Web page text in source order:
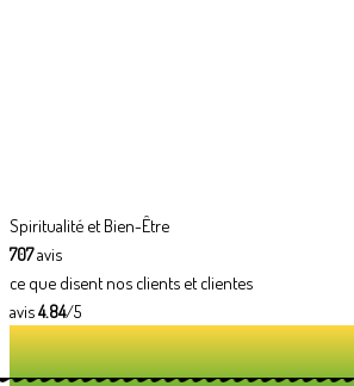
Spiritualité et Bien-Être
707avis
ce que disent nos clients et clientes
avis4.84/5